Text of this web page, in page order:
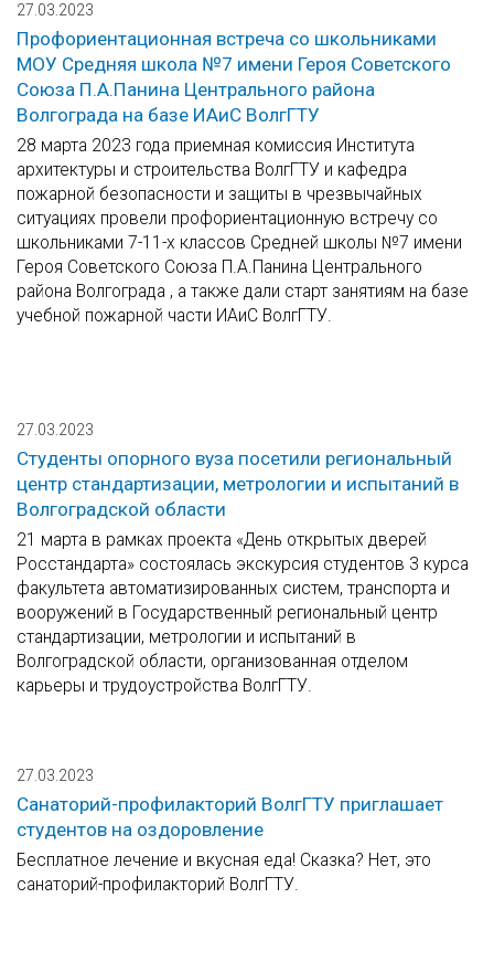
27.03.2023
Профориентационная встреча со школьниками
МОУ Средняя школа №7 имени Героя Советского
Союза П.А.Панина Центрального района
Волгограда на базе ИАиС ВолгГТУ
28 марта 2023 года приемная комиссия Института
архитектуры и строительства ВолгГТУ и кафедра
пожарной безопасности и защиты в чрезвычайных
ситуациях провели профориентационную встречу со
школьниками 7-11-х классов Средней школы №7 имени
Героя Советского Союза П.А.Панина Центрального
района Волгограда , а также дали старт занятиям на базе
учебной пожарной части ИАиС ВолгГТУ.
27.03.2023
Студенты опорного вуза посетили региональный
центр стандартизации, метрологии и испытаний в
Волгоградской области
21 марта в рамках проекта «День открытых дверей
Росстандарта» состоялась экскурсия студентов 3 курса
факультета автоматизированных систем, транспорта и
вооружений в Государственный региональный центр
стандартизации, метрологии и испытаний в
Волгоградской области, организованная отделом
карьеры и трудоустройства ВолгГТУ.
27.03.2023
Санаторий-профилакторий ВолгГТУ приглашает
студентов на оздоровление
Бесплатное лечение и вкусная еда! Сказка? Нет, это
санаторий-профилакторий ВолгГТУ.⠀